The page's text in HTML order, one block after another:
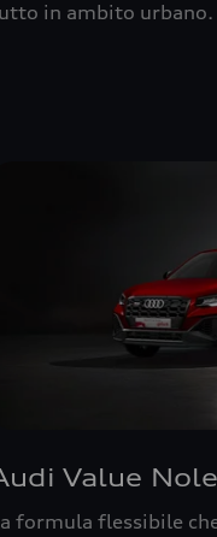
in ambito urbano.
Value
formula flessibile